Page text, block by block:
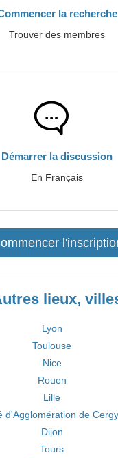
la recherche
Trouver des membres
Démarrer la discussion
En Français
lieux,
Lyon
Toulouse
Nice
Rouen
Lille
d'Agglomération de
Dijon
Tours